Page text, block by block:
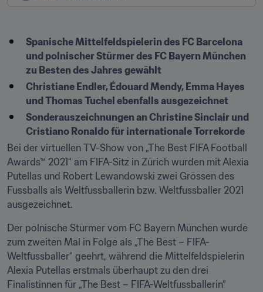
Spanische Mittelfeldspielerin des FC Barcelona
und polnischer Stürmer des FC Bayern München
zu Besten des Jahres gewählt
Christiane Endler, Édouard Mendy, Emma Hayes
und Thomas Tuchel ebenfalls ausgezeichnet
Sonderauszeichnungen an Christine Sinclair und
Cristiano Ronaldo für internationale Torrekorde
Bei der virtuellen TV-Show von „The Best FIFA Football
Awards™ 2021“ am FIFA-Sitz in Zürich wurden mit Alexia
Putellas und Robert Lewandowski zwei Grössen des
Fussballs als Weltfussballerin bzw. Weltfussballer 2021
ausgezeichnet.
Der polnische Stürmer vom FC Bayern München wurde
zum zweiten Mal in Folge als „The Best – FIFA-
Weltfussballer“ geehrt, während die Mittelfeldspielerin
Alexia Putellas erstmals überhaupt zu den drei
Finalistinnen für „The Best – FIFA-Weltfussballerin“